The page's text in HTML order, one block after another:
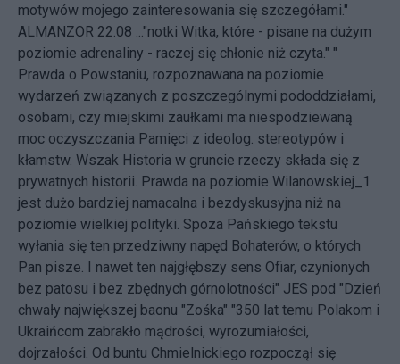
motywów mojego zainteresowania się szczegółami."
ALMANZOR 22.08 ..."notki Witka, które - pisane na dużym
poziomie adrenaliny - raczej się chłonie niż czyta." "
Prawda o Powstaniu, rozpoznawana na poziomie
wydarzeń związanych z poszczególnymi pododdziałami,
osobami, czy miejskimi zaułkami ma niespodziewaną
moc oczyszczania Pamięci z ideolog. stereotypów i
kłamstw. Wszak Historia w gruncie rzeczy składa się z
prywatnych historii. Prawda na poziomie Wilanowskiej_1
jest dużo bardziej namacalna i bezdyskusyjna niż na
poziomie wielkiej polityki. Spoza Pańskiego tekstu
wyłania się ten przedziwny napęd Bohaterów, o których
Pan pisze. I nawet ten najgłębszy sens Ofiar, czynionych
bez patosu i bez zbędnych górnolotności" JES pod "Dzień
chwały największej baonu "Zośka" "350 lat temu Polakom i
Ukraińcom zabrakło mądrości, wyrozumiałości,
dojrzałości. Od buntu Chmielnickiego rozpoczął się